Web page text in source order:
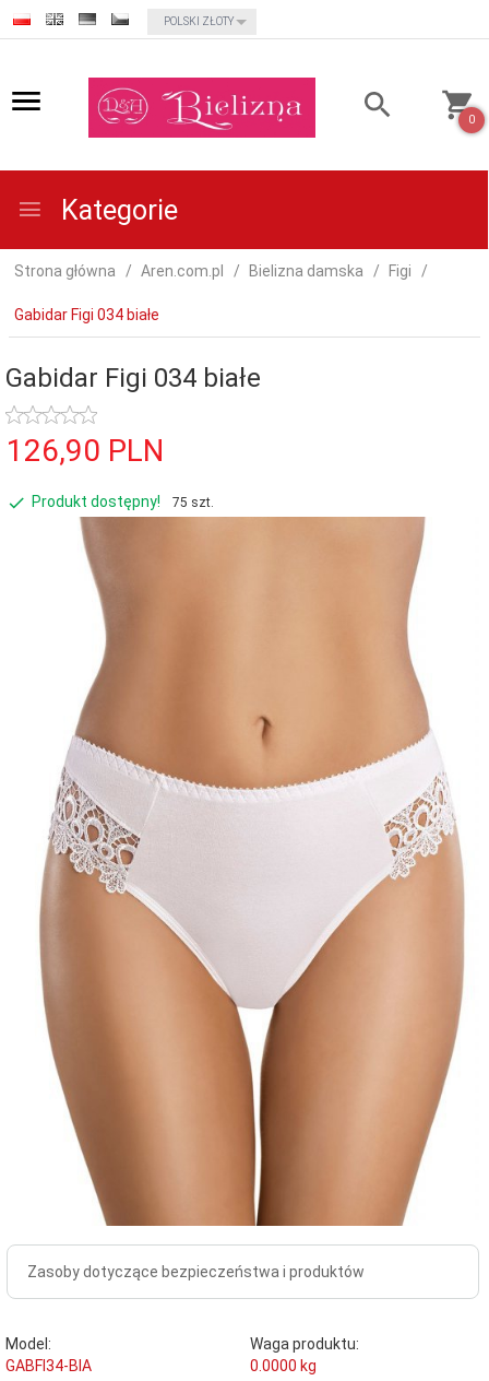
currency_h
POLSKI ZŁOTY
0
Kategorie
Strona główna Aren.com.pl Bielizna damska Figi
Gabidar Figi 034 białe
Gabidar Figi 034 białe
126,90 PLN
Produkt dostępny! 75 szt.
Zasoby dotyczące bezpieczeństwa i produktów
Model:
GABFI34-BIA
Waga produktu:
0.0000 kg